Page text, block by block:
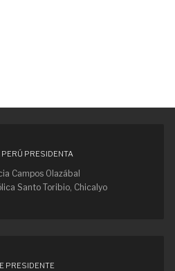
PRESIDENTA
Campos Olazábal
Santo Toribio, Chicalyo
PRESIDENTE